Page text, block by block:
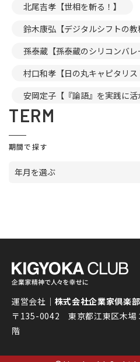
北尾吉孝【世相を斬る！】
鈴木康弘【デジタルシフトの教
孫泰蔵【孫泰蔵のシリコンバレ
村口和孝【日の丸キャピタリス
安岡定子【『論語』を実践に活
TERM
期間で探す
年月を選ぶ
運営会社｜ 株式会社企業家倶楽部
〒135-0042 東京都江東区木場
階